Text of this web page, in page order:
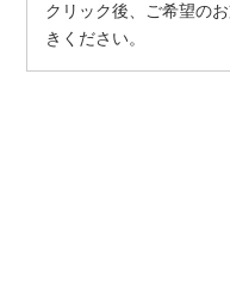
クリック後、ご希望の
きください。